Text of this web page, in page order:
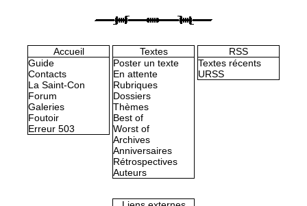
Accueil
Guide
Contacts
La Saint-Con
Forum
Galeries
Foutoir
Erreur 503
Textes
Poster un texte
En attente
Rubriques
Dossiers
Thèmes
Best of
Worst of
Archives
Anniversaires
Rétrospectives
Auteurs
RSS
Textes récents
URSS